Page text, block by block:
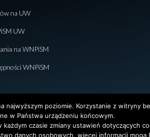
na UW
UW
na WNPiSM
WNPiSM
Reserved. Projekt i realizacja stronyAgencja
poziomie. Korzystanie z witryny
w Państwa urządzeniu końcowym.
każdym czasie zmiany ustawień dotyczących
danych osobowych, więcej informacji